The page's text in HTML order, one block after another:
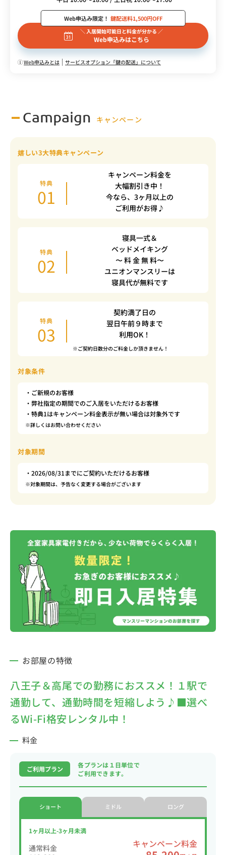
＼ 入居開始可能日と料金が分かる ／
Web申込みはこちら
Web申込み限定！ 鍵配送料1,500円OFF
Web申込みとは サービスオプション「鍵の配送」について
Campaign キャンペーン
嬉しい3大特典キャンペーン
特典
01
キャンペーン料金を
大幅割引き中！
今なら、3ヶ月以上の
ご利用がお得♪
特典
02
寝具一式＆
ベッドメイキング
〜 料 金 無 料〜
ユニオンマンスリーは
寝具代が無料です
特典
03
契約満了日の
翌日午前９時まで
利用OK！
※ご契約日数分のご料金しか頂きません！
対象条件
・ご新規のお客様
・弊社指定の期間でのご入居をいただけるお客様
・特典1はキャンペーン料金表示が無い場合は対象外です
※詳しくはお問い合わせください
対象期間
・2026/08/31までにご契約いただけるお客様
※対象期間は、予告なく変更する場合がございます
お部屋の特徴
八王子＆高尾での勤務におススメ！１駅で
通勤して、通勤時間を短縮しよう♪■選べ
るWi-Fi格安レンタル中！
料金
ご利用プラン
各プランは１日単位で
ご利用できます。
ショート ミドル ロング
1ヶ月以上-3ヶ月未満
通常料金
キャンペーン料金